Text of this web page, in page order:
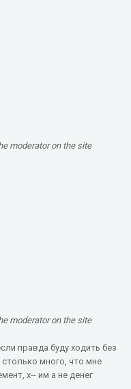
moderator on the site
moderator on the site
правда буду ходить без
много, что мне
х-- им а не денег